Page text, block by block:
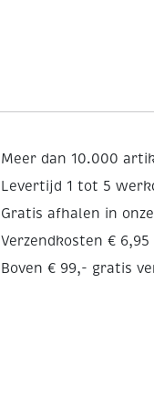
Meer dan 10.000
Levertijd 1 tot 5
Gratis afhalen in
Verzendkosten € 6,95
Boven € 99,- gratis